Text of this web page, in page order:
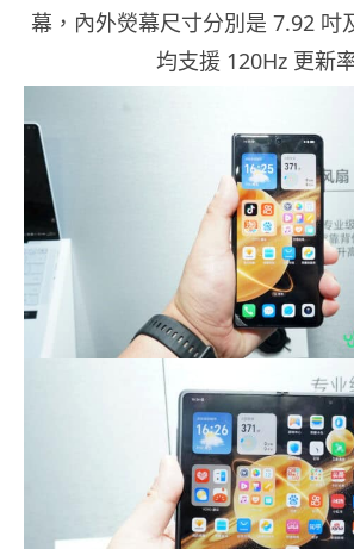
幕，內外熒幕尺寸分別是 7.92 吋
均支援 120Hz 更新